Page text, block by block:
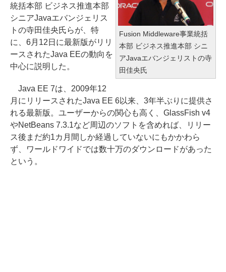
Fusion Middleware事業統括
本部 ビジネス推進本部 シニ
アJavaエバンジェリストの寺
田佳央氏
統括本部 ビジネス推進本部
シニアJavaエバンジェリス
トの寺田佳央氏らが、特
に、6月12日に最新版がリリ
ースされたJava EEの動向を
中心に説明した。
Java EE 7は、2009年12
月にリリースされたJava EE 6以来、3年半ぶりに提供さ
れる最新版。ユーザーからの関心も高く、GlassFish v4
やNetBeans 7.3.1など周辺のソフトを含めれば、リリー
ス後まだ約1カ月間しか経過していないにもかかわら
ず、ワールドワイドでは数十万のダウンロードがあった
という。